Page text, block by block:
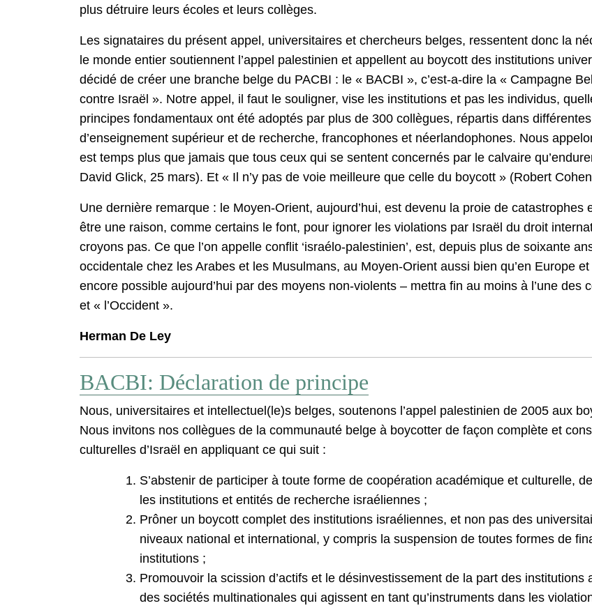
plus détruire leurs écoles et leurs collèges.
Les signataires du présent appel, universitaires et chercheurs belges, ressentent donc la
le monde entier soutiennent l’appel palestinien et appellent au boycott des institutions
décidé de créer une branche belge du PACBI : le « BACBI », c’est-a-dire la « Campagne
contre Israël ». Notre appel, il faut le souligner, vise les institutions et pas les individus,
principes fondamentaux ont été adoptés par plus de 300 collègues, répartis dans
d’enseignement supérieur et de recherche, francophones et néerlandophones. Nous
est temps plus que jamais que tous ceux qui se sentent concernés par le calvaire
David Glick, 25 mars). Et « Il n’y pas de voie meilleure que celle du boycott » (Robert
Une dernière remarque : le Moyen-Orient, aujourd’hui, est devenu la proie de
être une raison, comme certains le font, pour ignorer les violations par Israël du droit
croyons pas. Ce que l’on appelle conflit ‘israélo-palestinien’, est, depuis plus de soixante
occidentale chez les Arabes et les Musulmans, au Moyen-Orient aussi bien qu’en Europe
encore possible aujourd’hui par des moyens non-violents – mettra fin au moins à l’une des
et « l’Occident ».
Herman De Ley
BACBI: Déclaration de principe
Nous, universitaires et intellectuel(le)s belges, soutenons l’appel palestinien de 2005 aux
Nous invitons nos collègues de la communauté belge à boycotter de façon complète et
culturelles d’Israël en appliquant ce qui suit :
S’abstenir de participer à toute forme de coopération académique et culturelle,
les institutions et entités de recherche israéliennes ;
Prôner un boycott complet des institutions israéliennes, et non pas des
niveaux national et international, y compris la suspension de toutes formes de
institutions ;
Promouvoir la scission d’actifs et le désinvestissement de la part des institutions
des sociétés multinationales qui agissent en tant qu’instruments dans les